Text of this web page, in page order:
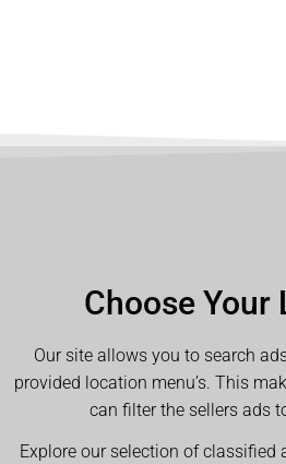
Choose Your
Our site allows you to search
provided location menu’s. This
can filter the sellers ads
Explore our selection of classified